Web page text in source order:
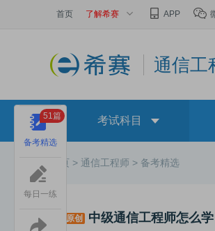
首页 了解希赛 APP
通信工
考试科目
首页 > 通信工程师 > 备考精选
原创 中级通信工程师怎么
备考精选
51篇
每日一练